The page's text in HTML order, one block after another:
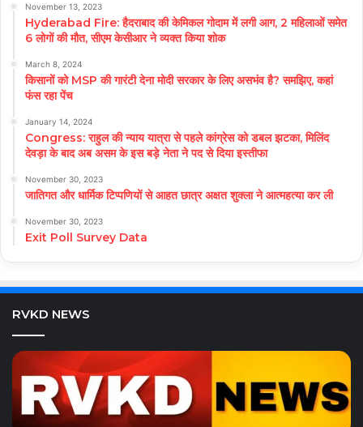
November 13, 2023
Hyderabad Fire: हैदराबाद की केमिकल गोदाम में लगी आग, 2 महिलाओं समेत
6 लोगों की मौत, सीएम केसीआर ने व्यक्त किया शोक
March 8, 2024
किसानों को MSP की गारंटी देना मोदी सरकार के लिए असभंव है? समझिए, कहां
फंस रहा पेंच
January 14, 2024
Congress: राहुल की न्याय यात्रा से पहले कांग्रेस को डबल झटका, मिलिंद
देवड़ा के बाद अब असम के इस बड़े नेता ने पद से दिया इस्तीफा
November 30, 2023
जातिगत और धार्मिक टिप्पणियों से आहत छात्र अक्षत शुक्ला ने आत्महत्या कर ली
November 30, 2023
Exit Poll Survey Data
RVKD NEWS